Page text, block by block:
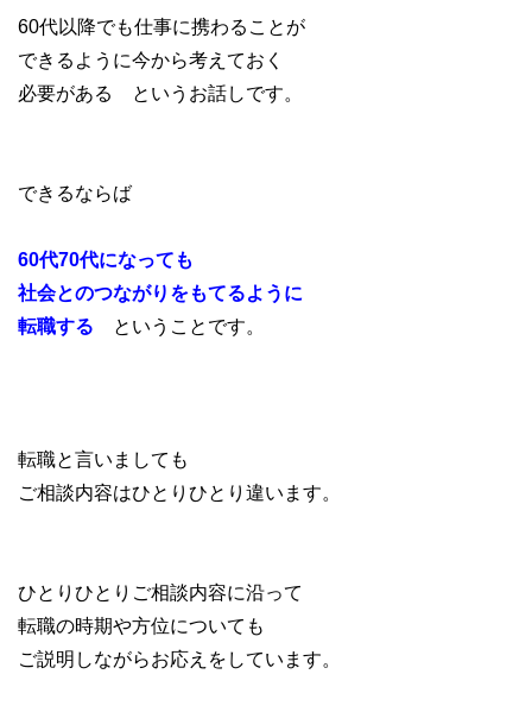
60代以降でも仕事に携わることが
できるように今から考えておく
必要がある というお話しです。
できるならば
60代70代になっても
社会とのつながりをもてるように
転職する ということです。
転職と言いましても
ご相談内容はひとりひとり違います。
ひとりひとりご相談内容に沿って
転職の時期や方位についても
ご説明しながらお応えをしています。